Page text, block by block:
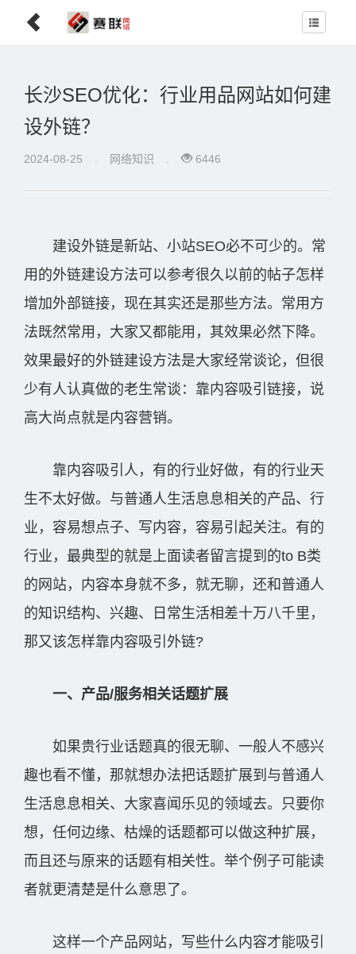
长沙SEO优化：行业用品网站如何建
设外链？
2024-08-25 网络知识 6446
建设外链是新站、小站SEO必不可少的。常
用的外链建设方法可以参考很久以前的帖子怎样
增加外部链接，现在其实还是那些方法。常用方
法既然常用，大家又都能用，其效果必然下降。
效果最好的外链建设方法是大家经常谈论，但很
少有人认真做的老生常谈：靠内容吸引链接，说
高大尚点就是内容营销。
靠内容吸引人，有的行业好做，有的行业天
生不太好做。与普通人生活息息相关的产品、行
业，容易想点子、写内容，容易引起关注。有的
行业，最典型的就是上面读者留言提到的to B类
的网站，内容本身就不多，就无聊，还和普通人
的知识结构、兴趣、日常生活相差十万八千里，
那又该怎样靠内容吸引外链?
一、产品/服务相关话题扩展
如果贵行业话题真的很无聊、一般人不感兴
趣也看不懂，那就想办法把话题扩展到与普通人
生活息息相关、大家喜闻乐见的领域去。只要你
想，任何边缘、枯燥的话题都可以做这种扩展，
而且还与原来的话题有相关性。举个例子可能读
者就更清楚是什么意思了。
这样一个产品网站，写些什么内容才能吸引